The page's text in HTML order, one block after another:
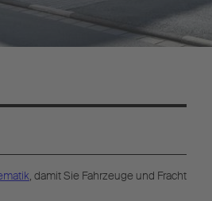
, damit Sie Fahrzeuge und Fracht